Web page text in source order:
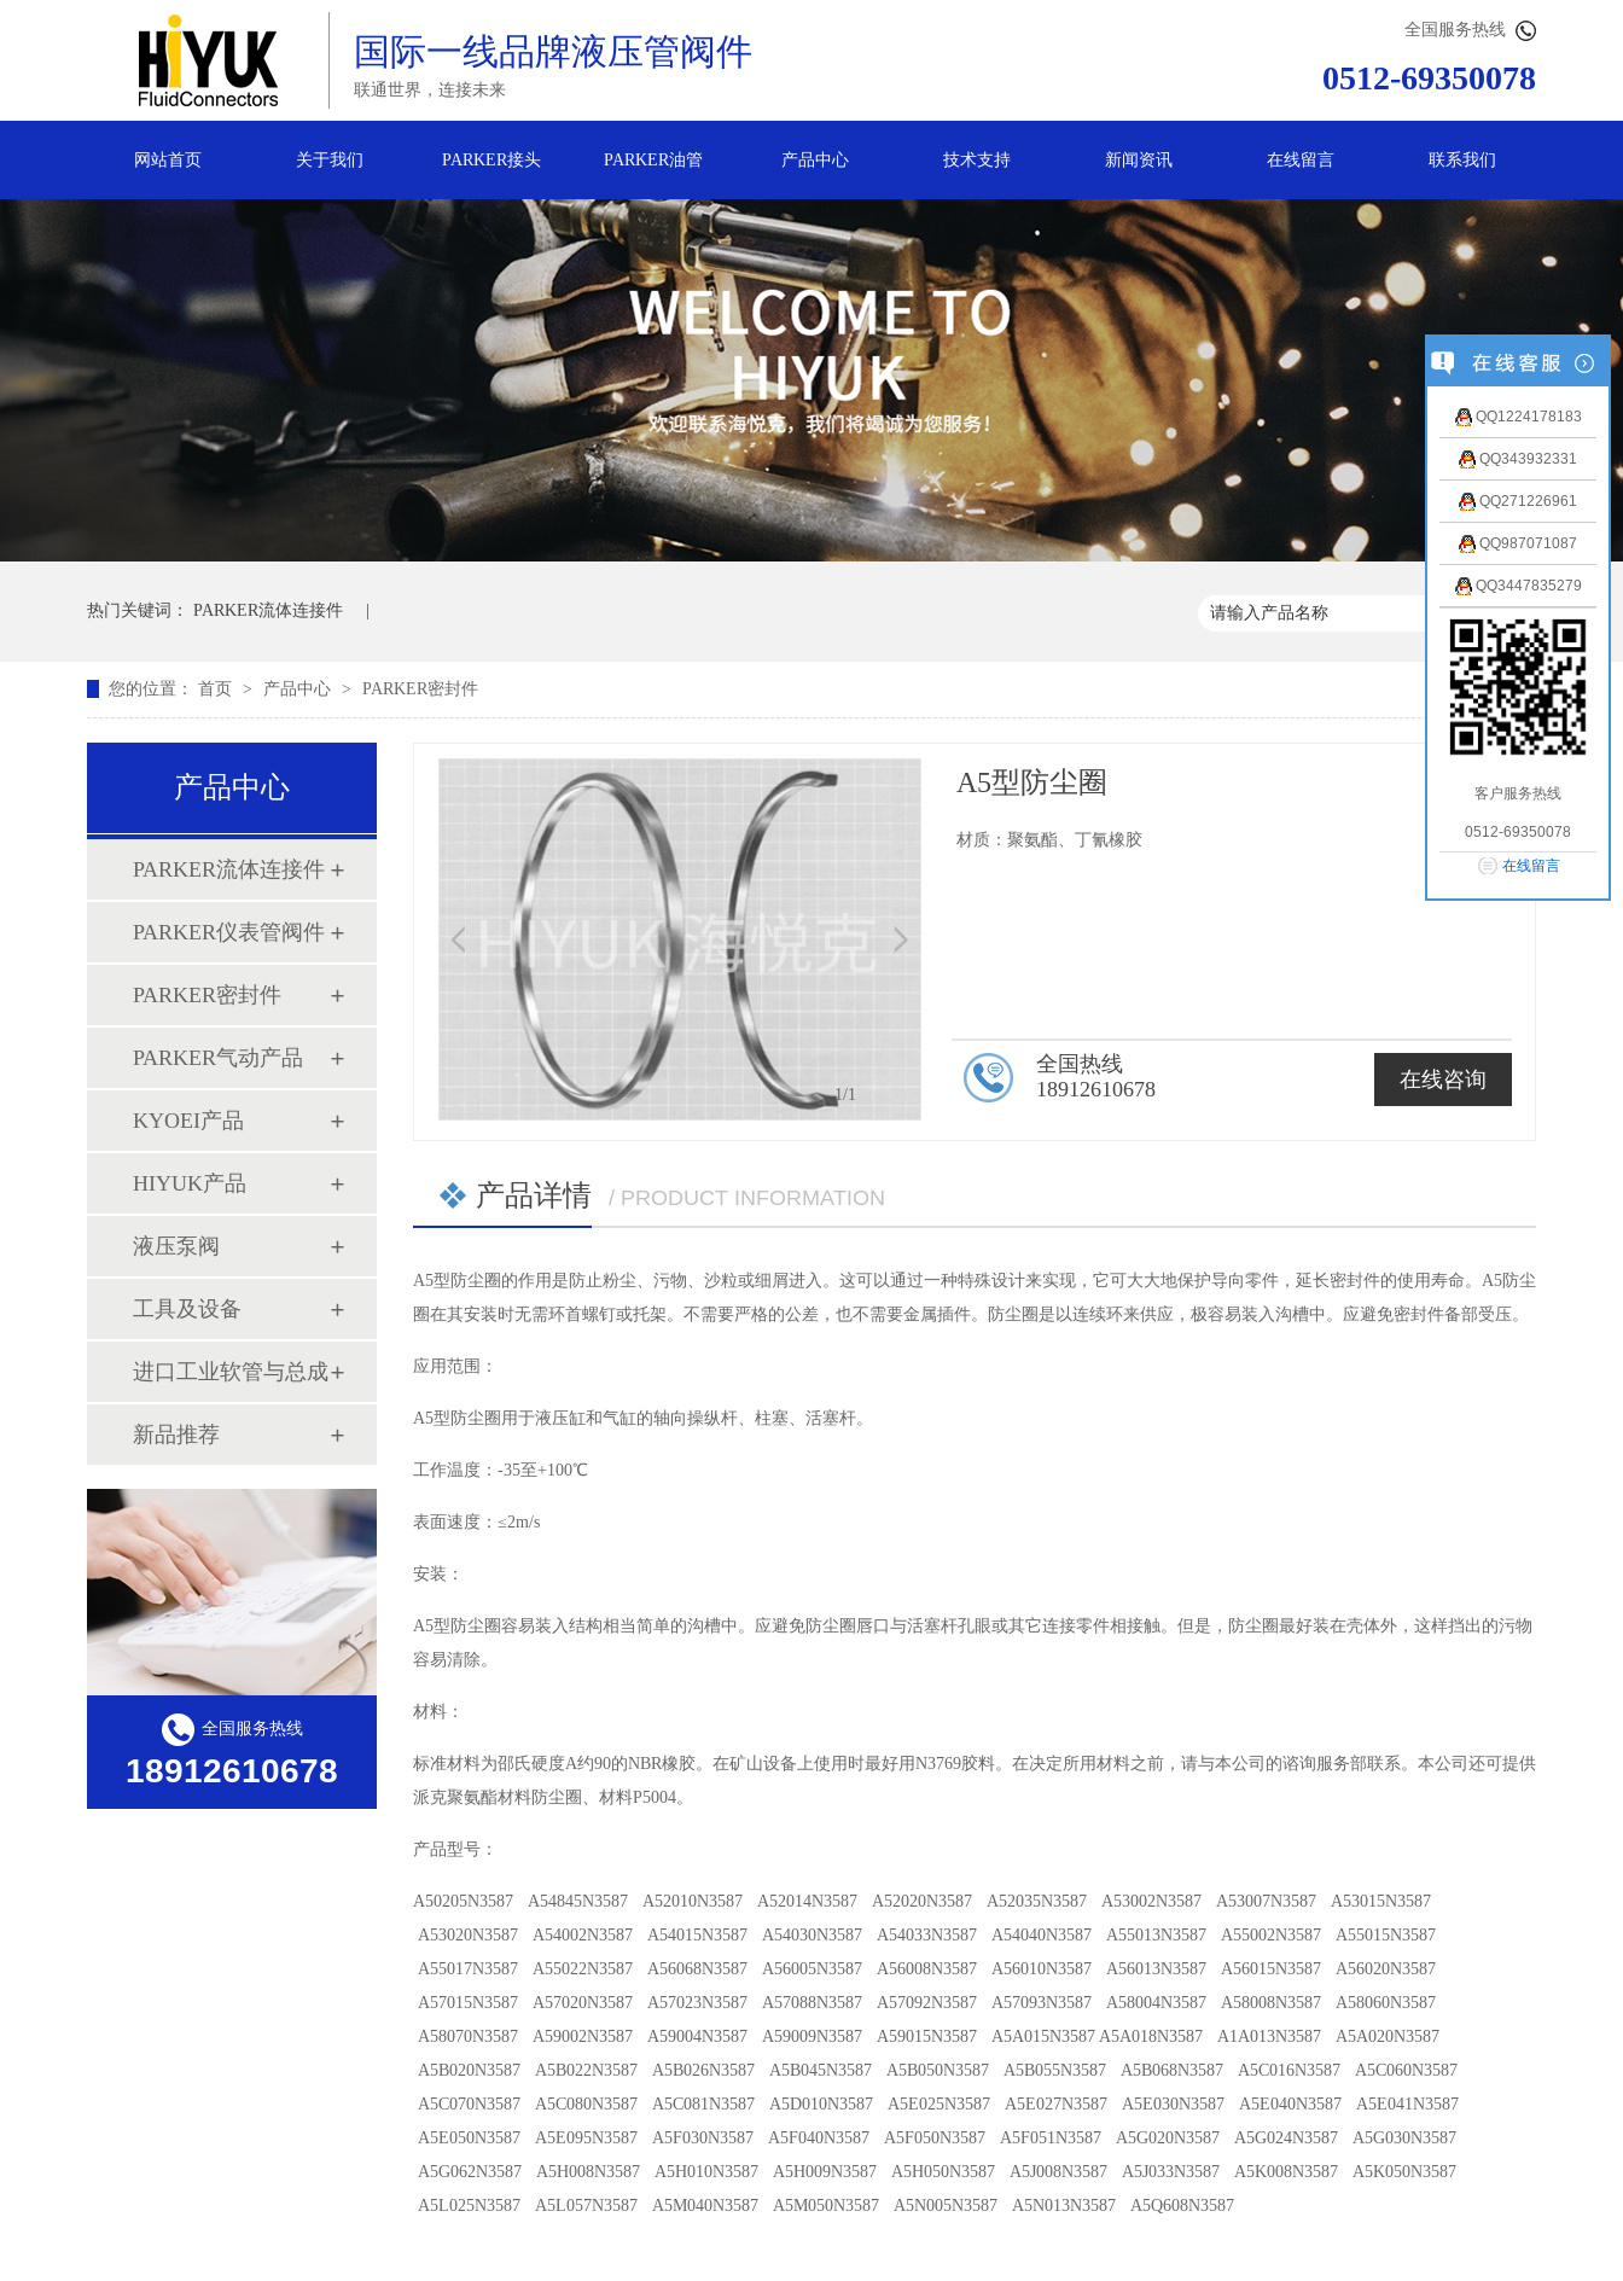
国际一线品牌液压管阀件
联通世界，连接未来
全国服务热线
0512-69350078
网站首页 关于我们 PARKER接头 PARKER油管 产品中心 技术支持 新闻资讯 在线留言 联系我们
热门关键词： PARKER流体连接件
您的位置： 首页 > 产品中心 > PARKER密封件
产品中心
PARKER流体连接件
PARKER仪表管阀件
PARKER密封件
PARKER气动产品
KYOEI产品
HIYUK产品
液压泵阀
工具及设备
进口工业软管与总成
新品推荐
全国服务热线
18912610678
1/1
A5型防尘圈
材质：聚氨酯、丁氰橡胶
在线咨询
全国热线
18912610678
产品详情 / PRODUCT INFORMATION
A5型防尘圈的作用是防止粉尘、污物、沙粒或细屑进入。这可以通过一种特殊设计来实现，它可大大地保护导向零件，延长密封件的使用寿命。A5防尘
圈在其安装时无需环首螺钉或托架。不需要严格的公差，也不需要金属插件。防尘圈是以连续环来供应，极容易装入沟槽中。应避免密封件备部受压。
应用范围：
A5型防尘圈用于液压缸和气缸的轴向操纵杆、柱塞、活塞杆。
工作温度：-35至+100℃
表面速度：≤2m/s
安装：
A5型防尘圈容易装入结构相当简单的沟槽中。应避免防尘圈唇口与活塞杆孔眼或其它连接零件相接触。但是，防尘圈最好装在壳体外，这样挡出的污物
容易清除。
材料：
标准材料为邵氏硬度A约90的NBR橡胶。在矿山设备上使用时最好用N3769胶料。在决定所用材料之前，请与本公司的谘询服务部联系。本公司还可提供
派克聚氨酯材料防尘圈、材料P5004。
产品型号：
A50205N3587 A54845N3587 A52010N3587 A52014N3587 A52020N3587 A52035N3587 A53002N3587 A53007N3587 A53015N3587
A53020N3587 A54002N3587 A54015N3587 A54030N3587 A54033N3587 A54040N3587 A55013N3587 A55002N3587 A55015N3587
A55017N3587 A55022N3587 A56068N3587 A56005N3587 A56008N3587 A56010N3587 A56013N3587 A56015N3587 A56020N3587
A57015N3587 A57020N3587 A57023N3587 A57088N3587 A57092N3587 A57093N3587 A58004N3587 A58008N3587 A58060N3587
A58070N3587 A59002N3587 A59004N3587 A59009N3587 A59015N3587 A5A015N3587 A5A018N3587 A1A013N3587 A5A020N3587
A5B020N3587 A5B022N3587 A5B026N3587 A5B045N3587 A5B050N3587 A5B055N3587 A5B068N3587 A5C016N3587 A5C060N3587
A5C070N3587 A5C080N3587 A5C081N3587 A5D010N3587 A5E025N3587 A5E027N3587 A5E030N3587 A5E040N3587 A5E041N3587
A5E050N3587 A5E095N3587 A5F030N3587 A5F040N3587 A5F050N3587 A5F051N3587 A5G020N3587 A5G024N3587 A5G030N3587
A5G062N3587 A5H008N3587 A5H010N3587 A5H009N3587 A5H050N3587 A5J008N3587 A5J033N3587 A5K008N3587 A5K050N3587
A5L025N3587 A5L057N3587 A5M040N3587 A5M050N3587 A5N005N3587 A5N013N3587 A5Q608N3587
QQ1224178183
QQ343932331
QQ271226961
QQ987071087
QQ3447835279
客户服务热线
0512-69350078
在线留言